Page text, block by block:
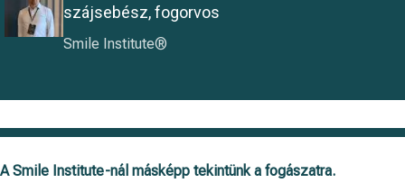
szájsebész, fogorvos
Smile Institute®
A Smile Institute-nál másképp tekintünk a fogászatra.